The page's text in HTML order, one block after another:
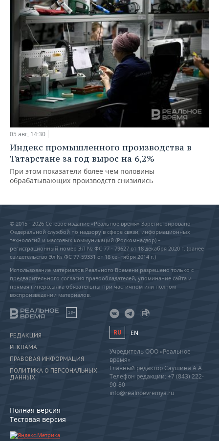
05 авг, 14:30
Индекс промышленного производства в
Татарстане за год вырос на 6,2%
При этом показатели более чем половины
обрабатывающих производств снизились
© 2015 - 2026 Сетевое издание «Реальное время» Зарегистрировано
Федеральной службой по надзору в сфере связи, информационных
технологий и массовых коммуникаций (Роскомнадзор) –
регистрационный номер ЭЛ № ФС 77 - 79627 от 18 декабря 2020 г. (ранее
свидетельство Эл № ФС 77-59331 от 18 сентября 2014 г.)
Использование материалов Реального Времени разрешено только с
предварительного согласия правообладателей, упоминание сайта и
прямая гиперссылка обязательны при частичном или полном
воспроизведении материалов.
18+
РЕДАКЦИЯ
РЕКЛАМА
ПРАВОВАЯ ИНФОРМАЦИЯ
ПОЛИТИКА О ПЕРСОНАЛЬНЫХ
ДАННЫХ
Полная версия
Тестовая версия
RU EN
Учредитель ООО «Реальное
время»
Главный редактор Саушина А.А.
Телефон редакции: +7 (843) 222-
90-80
info@realnoevremya.ru